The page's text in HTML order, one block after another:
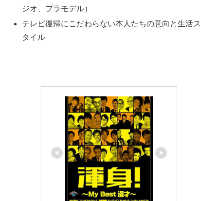
ジオ、プラモデル）
テレビ復帰にこだわらない本人たちの意向と生活ス
タイル